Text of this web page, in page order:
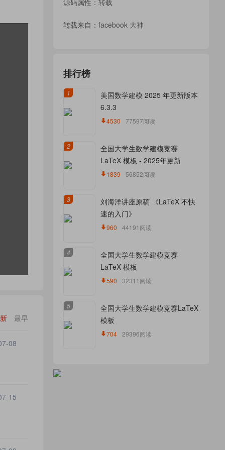
最早
08
15
源码属性：转载
转载来自： facebook 大神
排行榜
1
美国数学建模 2025 年更新版本
6.3.3
4530 77597阅读
2
全国大学生数学建模竞赛
LaTeX 模板 - 2025年更新
1839 56852阅读
3
刘海洋讲座原稿 《LaTeX 不快
速的入门》
960 44191阅读
4
全国大学生数学建模竞赛
LaTeX 模板
590 32311阅读
5
全国大学生数学建模竞赛LaTeX
模板
704 29396阅读